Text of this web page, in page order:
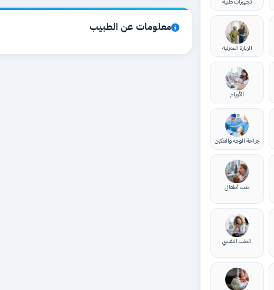
الزيارة المنزلية
الأورام
جراحة الوجه والفكين
طب أطفال
الطب النفسي
معلومات عن الطبيب